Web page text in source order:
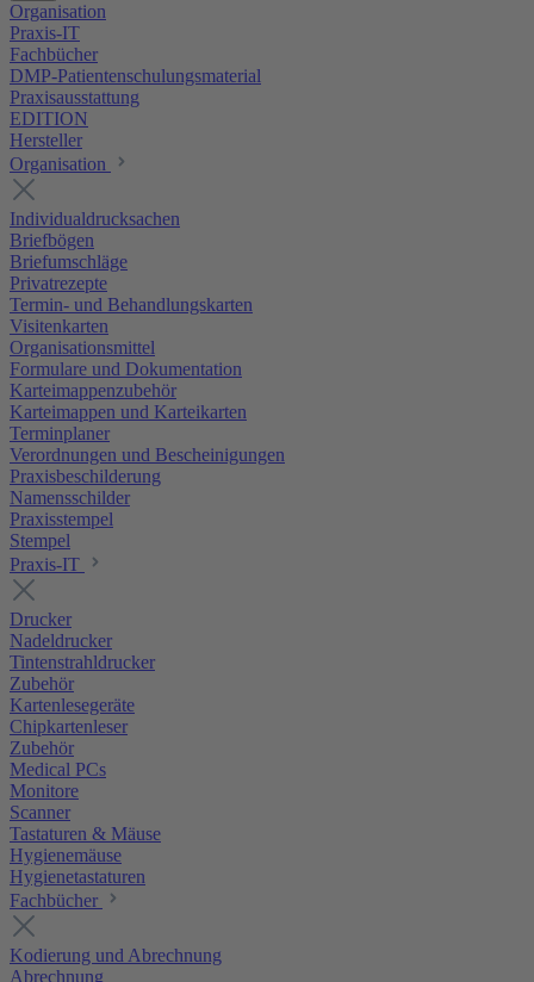
Organisation
Praxis-IT
Fachbücher
DMP-Patientenschulungsmaterial
Praxisausstattung
EDITION
Hersteller
Organisation
Individualdrucksachen
Briefbögen
Briefumschläge
Privatrezepte
Termin- und Behandlungskarten
Visitenkarten
Organisationsmittel
Formulare und Dokumentation
Karteimappenzubehör
Karteimappen und Karteikarten
Terminplaner
Verordnungen und Bescheinigungen
Praxisbeschilderung
Namensschilder
Praxisstempel
Stempel
Praxis-IT
Drucker
Nadeldrucker
Tintenstrahldrucker
Zubehör
Kartenlesegeräte
Chipkartenleser
Zubehör
Medical PCs
Monitore
Scanner
Tastaturen & Mäuse
Hygienemäuse
Hygienetastaturen
Fachbücher
Kodierung und Abrechnung
Abrechnung